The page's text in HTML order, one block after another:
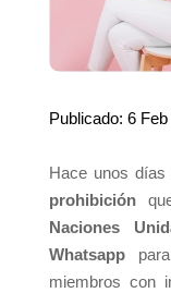
Publicado: 6
Hace unos
prohibición
Naciones
Whatsapppara
miembros con